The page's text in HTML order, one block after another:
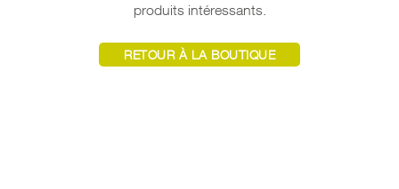
produits intéressants.
RETOUR À LA BOUTIQUE